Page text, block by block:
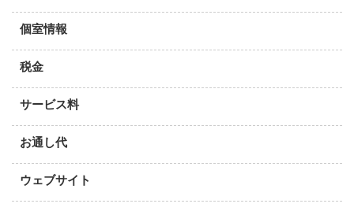
個室情報
税金
サービス料
お通し代
ウェブサイト